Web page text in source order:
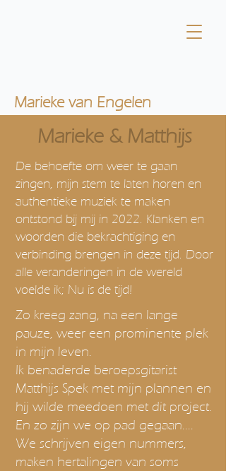
Marieke van Engelen
Marieke & Matthijs
De behoefte om weer te gaan
zingen, mijn stem te laten horen en
authentieke muziek te maken
ontstond bij mij in 2022. Klanken en
woorden die bekrachtiging en
verbinding brengen in deze tijd. Door
alle veranderingen in de wereld
voelde ik; Nu is de tijd!
Zo kreeg zang, na een lange
pauze, weer een prominente plek
in mijn leven.
Ik benaderde beroepsgitarist
Matthijs Spek met mijn plannen en
hij wilde meedoen met dit project.
En zo zijn we op pad gegaan....
We schrijven eigen nummers,
maken hertalingen van soms